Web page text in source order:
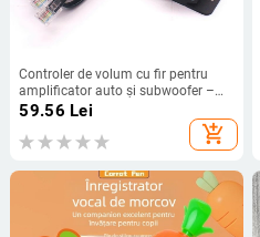
Controler de volum cu fir pentru
amplificator auto și subwoofer –
12V, carcasă din ABS ignifug,
exterior PVC, greutate 0.1, cod
produs 408
59.56 Lei
add_shopping_cart